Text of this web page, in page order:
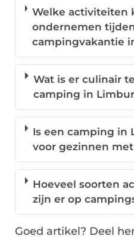
Welke activiteiten
ondernemen
campingvakantie
Wat is er culinair
camping in
Is een camping in
voor gezinnen
Hoeveel soorten
zijn er op
Goed artikel? Deel